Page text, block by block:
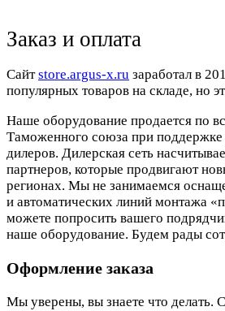
Заказ и оплата
Cайтstore.argus-x.ru заработал в
популярных товаров на складе, но
Наше оборудование продается по
Таможенного союза при поддержке
дилеров. Дилерская сеть
партнеров, которые продвигают
регионах. Мы не занимаемся
и автоматических линий монтажа
можете попросить вашего
наше оборудование. Будем рады
Оформление заказа
Мы уверены, вы знаете что делать.